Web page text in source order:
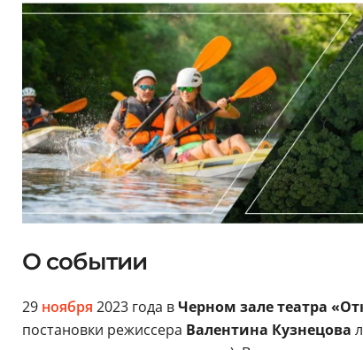
О событии
29 ноября 2023 года вЧерном зале театра
постановки режиссера Валентина Кузнецова